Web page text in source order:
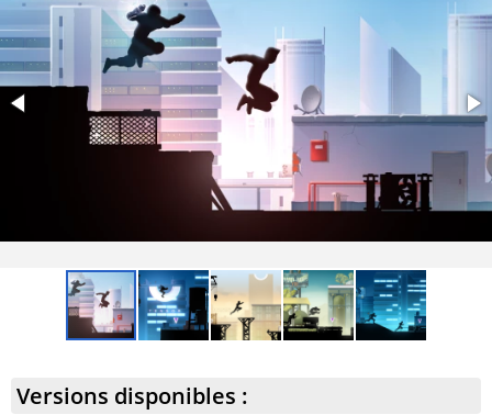
Le mode "Niveau du Jour" propose des défis quotidiens
qui non seulement testent les compétences des joueurs,
mais les récompensent également avec des pièces
supplémentaires. Les nouveaux emplacements sont
remplis de bonus uniques qui sont accordés pour
surmonter diverses difficultés.
Versions disponibles :